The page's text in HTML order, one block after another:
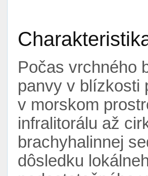
Počas vrchného
panvy v blízkosti
v morskom
infralitorálu až
brachyhalinnej
dôsledku